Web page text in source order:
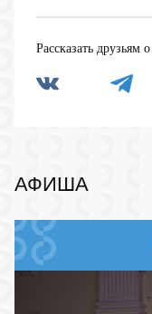
Рассказать друзьям
АФИША